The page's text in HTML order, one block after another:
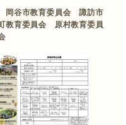
岡谷市教育委員会 諏訪市
教育委員会 原村教育委員